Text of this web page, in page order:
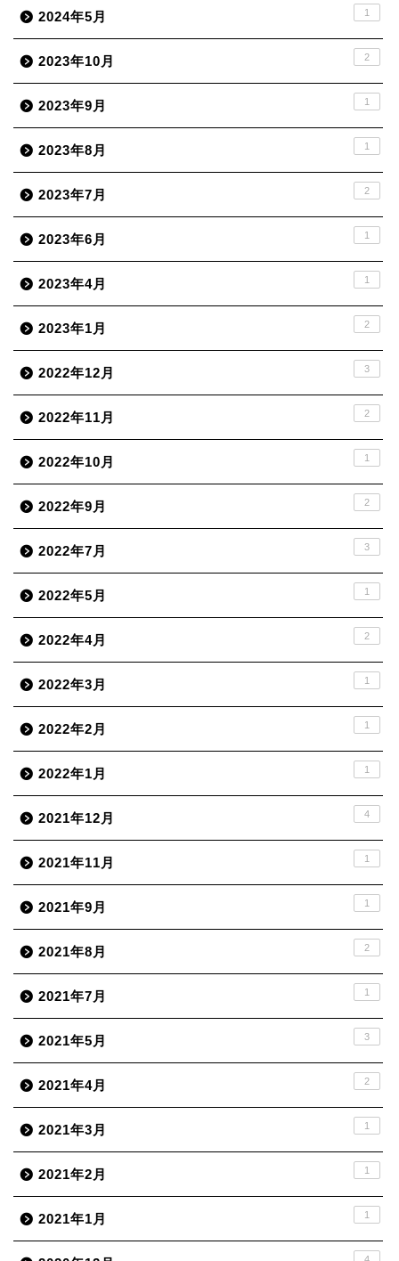
2024年5月 1
2023年10月 2
2023年9月 1
2023年8月 1
2023年7月 2
2023年6月 1
2023年4月 1
2023年1月 2
2022年12月 3
2022年11月 2
2022年10月 1
2022年9月 2
2022年7月 3
2022年5月 1
2022年4月 2
2022年3月 1
2022年2月 1
2022年1月 1
2021年12月 4
2021年11月 1
2021年9月 1
2021年8月 2
2021年7月 1
2021年5月 3
2021年4月 2
2021年3月 1
2021年2月 1
2021年1月 1
4